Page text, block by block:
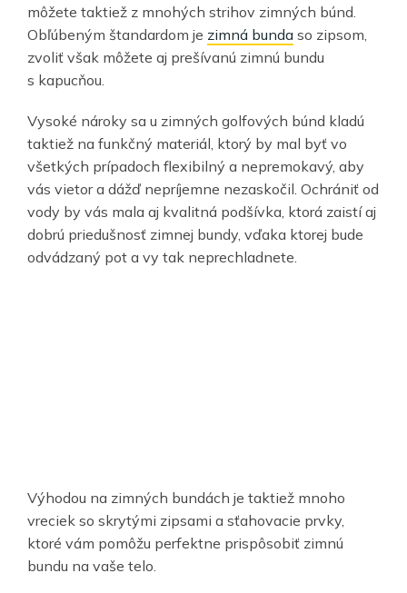
môžete taktiež z mnohých strihov zimných búnd.
Obľúbeným štandardom je zimná bunda so zipsom,
zvoliť však môžete aj prešívanú zimnú bundu
s kapucňou.
Vysoké nároky sa u zimných golfových búnd kladú
taktiež na funkčný materiál, ktorý by mal byť vo
všetkých prípadoch flexibilný a nepremokavý, aby
vás vietor a dážď nepríjemne nezaskočil. Ochrániť od
vody by vás mala aj kvalitná podšívka, ktorá zaistí aj
dobrú priedušnosť zimnej bundy, vďaka ktorej bude
odvádzaný pot a vy tak neprechladnete.
Výhodou na zimných bundách je taktiež mnoho
vreciek so skrytými zipsami a sťahovacie prvky,
ktoré vám pomôžu perfektne prispôsobiť zimnú
bundu na vaše telo.